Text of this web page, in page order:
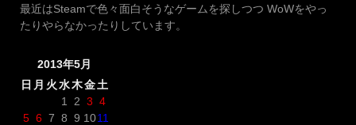
最近はSteamで色々面白そうなゲームを探しつつ WoWをやっ
たりやらなかったりしています。
2013年5月
日 月 火水木金土
1
2 3 4
5 6 7 8 9 1011